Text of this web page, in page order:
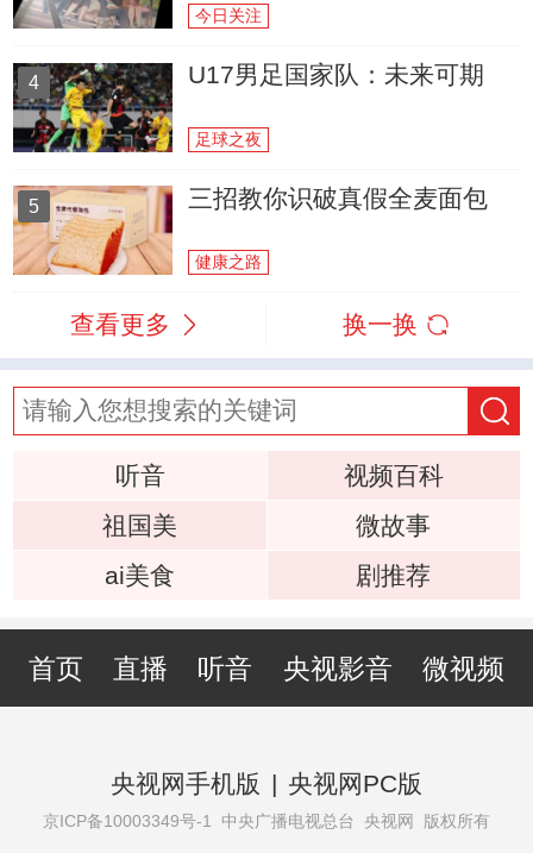
今日关注
4 U17男足国家队：未来可期
足球之夜
5 三招教你识破真假全麦面包
健康之路
查看更多 换一换
听音
视频百科
祖国美
微故事
ai美食
剧推荐
首页 直播 听音 央视影音 微视频
央视网手机版 | 央视网PC版
京ICP备10003349号-1 中央广播电视总台 央视网 版权所有